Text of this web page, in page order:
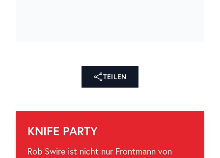
TEILEN
KNIFE PARTY
Rob Swire ist nicht nur Frontmann von